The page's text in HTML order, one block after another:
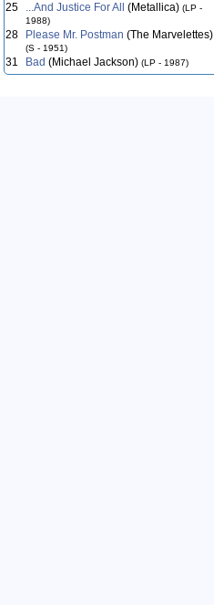
25 ...And Justice For All (Metallica) (LP -
1988)
28 Please Mr. Postman (The Marvelettes)
(S - 1951)
31 Bad (Michael Jackson) (LP - 1987)